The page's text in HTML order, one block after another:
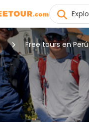
Free tours en Perú